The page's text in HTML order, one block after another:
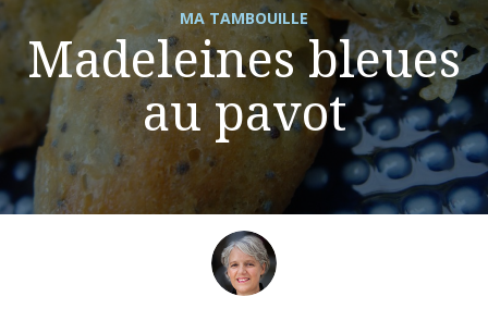
MA TAMBOUILLE
Madeleines bleues
au pavot